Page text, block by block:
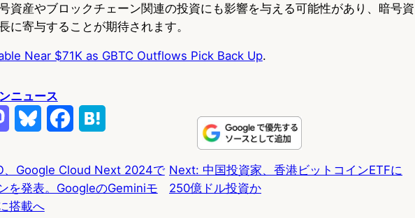
資産やブロックチェーン関連の投資にも影響を与える可能性があり、暗号資
に寄与することが期待されます。
Near $71K as GBTC Outflows Pick Back Up.
ニュース
t
u
e
c
e
t
e
、Google Cloud Next 2024で
を発表。GoogleのGeminiモ
搭載へ
Next: 中国投資家、香港ビットコインETFに
250億ドル投資か